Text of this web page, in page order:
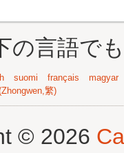
の言語で
suomi français
magyar
繁)
© 2026